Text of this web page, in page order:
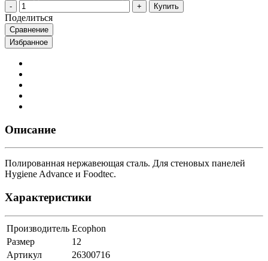
Купить
Поделиться
Сравнение
Избранное
Описание
Полированная нержавеющая сталь. Для стеновых панелей
Hygiene Advance и Foodtec.
Характеристики
Производитель Ecophon
Размер
12
Артикул
26300716